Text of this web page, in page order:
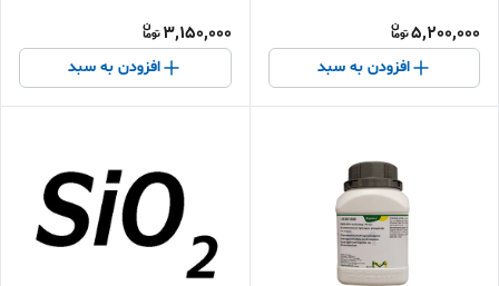
5,200,000
افزودن به سبد
3,150,000
افزودن به سبد